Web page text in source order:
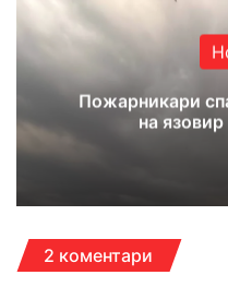
Пожарникари
на
2 коментари